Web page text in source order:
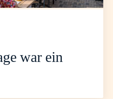
war ein